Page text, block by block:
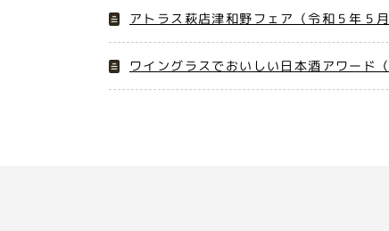
アトラス萩店津和野フェア（令和５年５
ワイングラスでおいしい日本酒アワード